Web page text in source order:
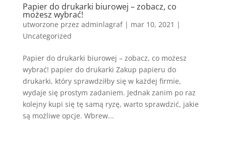
Papier do drukarki biurowej – zobacz, co
możesz wybrać!
utworzone przez adminlagraf| mar 10, 2021 |
Uncategorized
Papier do drukarki biurowej – zobacz, co możesz
wybrać! papier do drukarki Zakup papieru do
drukarki, który sprawdziłby się w każdej firmie,
wydaje się prostym zadaniem. Jednak zanim po raz
kolejny kupi się tę samą ryzę, warto sprawdzić, jakie
są możliwe opcje. Wbrew...